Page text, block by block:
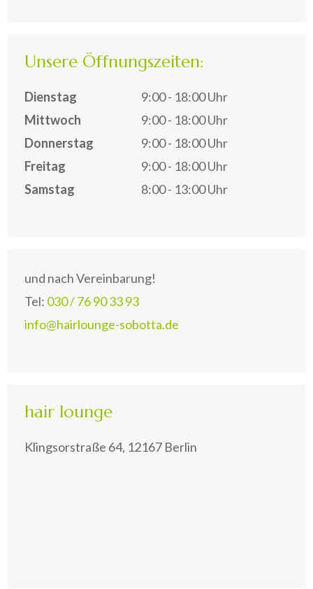
Unsere Öffnungszeiten:
Dienstag
9:00 - 18:00 Uhr
Mittwoch
9:00 - 18:00 Uhr
Donnerstag
9:00 - 18:00 Uhr
Freitag
9:00 - 18:00 Uhr
Samstag
8:00 - 13:00 Uhr
und nach Vereinbarung!
Tel: 030 / 76 90 33 93
info@hairlounge-sobotta.de
hair lounge
Klingsorstraße 64, 12167 Berlin